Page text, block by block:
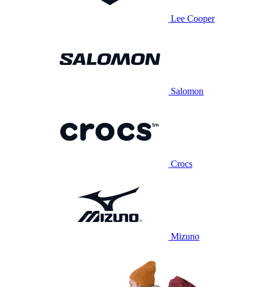
Lee Cooper
Salomon
Crocs
Mizuno